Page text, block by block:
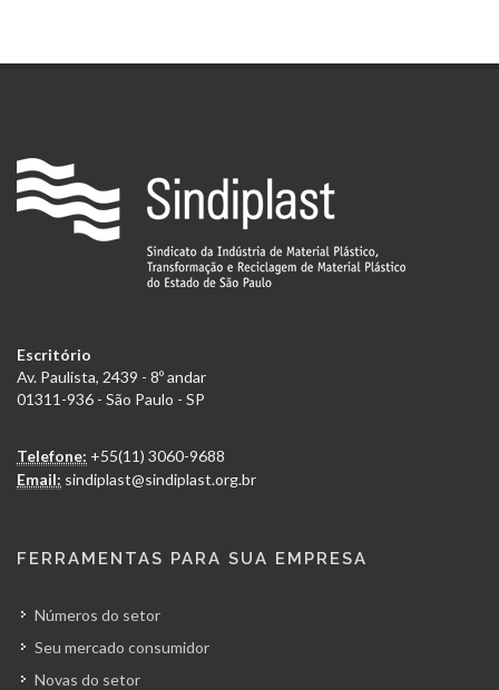
Escritório
Av. Paulista, 2439 - 8º andar
01311-936 - São Paulo - SP
Telefone: +55(11) 3060-9688
Email: sindiplast@sindiplast.org.br
FERRAMENTAS PARA SUA EMPRESA
Números do setor
Seu mercado consumidor
Novas do setor